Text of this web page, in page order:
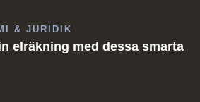
& JURIDIK
elräkning med dessa smarta